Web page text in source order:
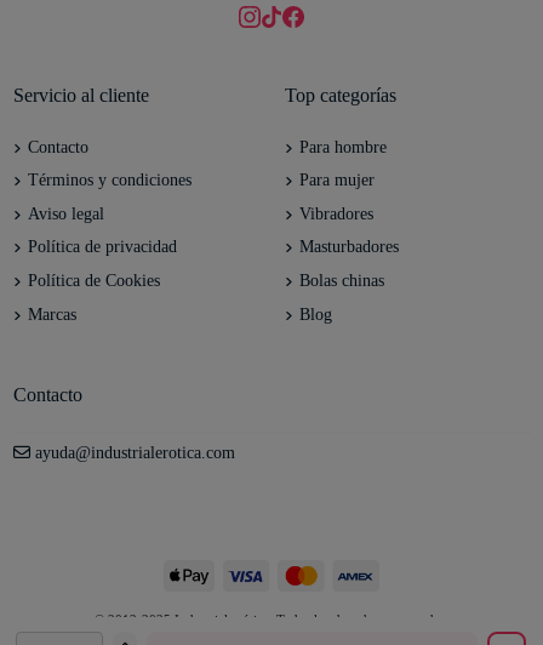
Servicio al cliente
Contacto
Términos y condiciones
Aviso legal
Política de privacidad
Política de Cookies
Marcas
Top categorías
Para hombre
Para mujer
Vibradores
Masturbadores
Bolas chinas
Blog
Contacto
ayuda@industrialerotica.com
© 2012-2025 Industrial erótica. Todos los derechos reservados.